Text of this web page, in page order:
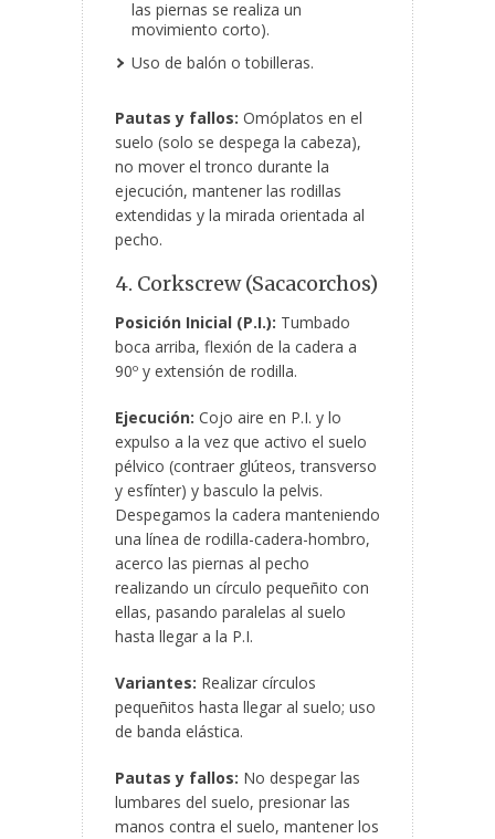
las piernas se realiza un
movimiento corto).
Uso de balón o tobilleras.
Pautas y fallos: Omóplatos en el
suelo (solo se despega la cabeza),
no mover el tronco durante la
ejecución, mantener las rodillas
extendidas y la mirada orientada al
pecho.
4. Corkscrew (Sacacorchos)
Posición Inicial (P.I.): Tumbado
boca arriba, flexión de la cadera a
90º y extensión de rodilla.
Ejecución: Cojo aire en P.I. y lo
expulso a la vez que activo el suelo
pélvico (contraer glúteos, transverso
y esfínter) y basculo la pelvis.
Despegamos la cadera manteniendo
una línea de rodilla-cadera-hombro,
acerco las piernas al pecho
realizando un círculo pequeñito con
ellas, pasando paralelas al suelo
hasta llegar a la P.I.
Variantes: Realizar círculos
pequeñitos hasta llegar al suelo; uso
de banda elástica.
Pautas y fallos: No despegar las
lumbares del suelo, presionar las
manos contra el suelo, mantener los